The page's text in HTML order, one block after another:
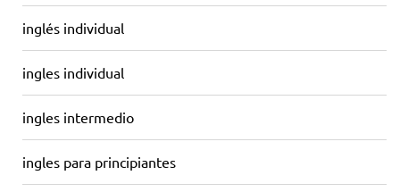
inglés individual
ingles individual
ingles intermedio
ingles para principiantes